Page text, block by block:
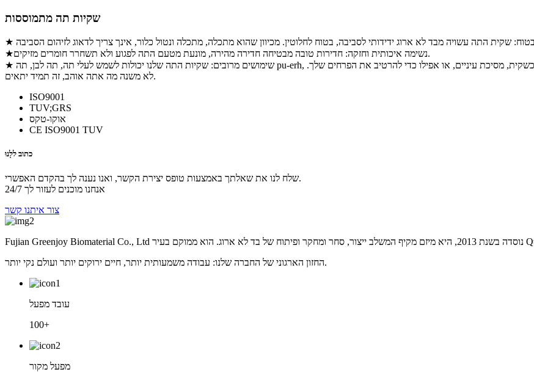
שקיות תה מתמוססות
★נשימה איכותית וחזקה: חדירות טובה מבטיחה חדירה מהירה, מונעת מטעם התה לפגוע ולא תשחרר חומרים מזיקים.
★ שימושים מרובים: שקיות התה שלנו יכולות לשמש לעלי תה, תה לבן, תה pu-erh, תה מנטה, קמומיל, יסמין, לבנדר, אבקת קפה ועשבי תיבול. זה יכול לשמש גם כשקית, מסיכת עיניים, או אפילו כדי להרטיב את הפרחים שלך.
לא משנה מה אתה אוהב, זה תמיד יתאים.
ISO9001
TUV;GRS
אוקו-טקס
CE ISO9001 TUV
כתוב ללָנוּ
שלח לנו את שאלתך באמצעות טופס יצירת הקשר, ואנו נענה לך בהקדם האפשרי.
אנחנו מוכנים לעזור לך 24/7
צור איתנו קשר
החזון הארגוני של החברה שלנו: עבודה משמעותית יותר, חיים ירוקים יותר ועולם נקי יותר.
עובד מפעל
100+
מפעל מקור